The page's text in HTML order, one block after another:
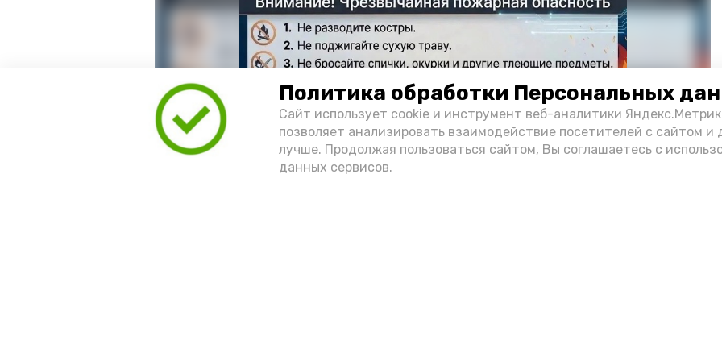
Политика обработки Персональных
Сайт использует cookie и инструмент веб-аналитики
позволяет анализировать взаимодействие посетителей с сайтом и
лучше. Продолжая пользоваться сайтом, Вы соглашаетесь с
данных сервисов.